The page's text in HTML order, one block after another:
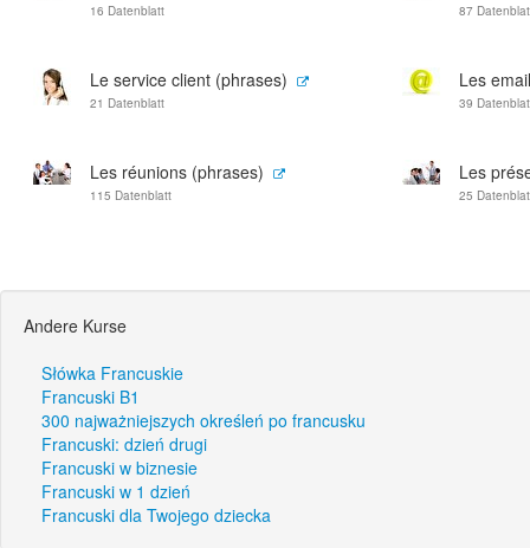
16 Datenblatt 87
Le service client (phrases)
21 Datenblatt
Les
39
Les réunions (phrases)
115 Datenblatt
Les
25
Andere Kurse
Słówka Francuskie
Francuski B1
300 najważniejszych określeń po francusku
Francuski: dzień drugi
Francuski w biznesie
Francuski w 1 dzień
Francuski dla Twojego dziecka